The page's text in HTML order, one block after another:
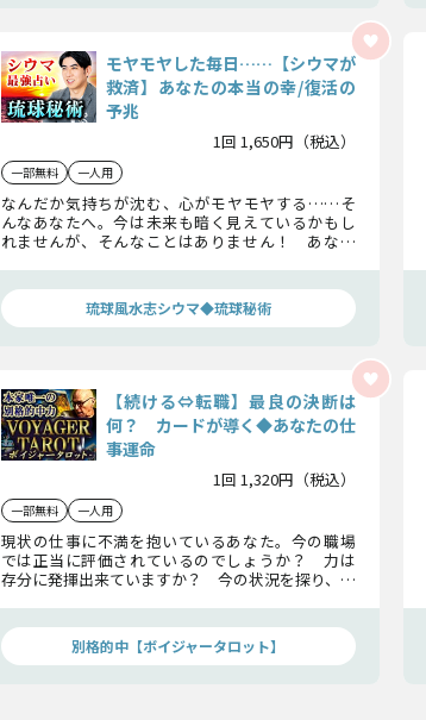
モヤモヤした毎日……【シウマが
救済】あなたの本当の幸/復活の
予兆
1回 1,650円（税込）
一部無料 一人用
なんだか気持ちが沈む、心がモヤモヤする……そ
んなあなたへ。今は未来も暗く見えているかもし
れませんが、そんなことはありません！ あなた
す！
琉球風水志シウマ◆琉球秘術
【続ける⇔転職】最良の決断は
何？ カードが導く◆あなたの仕
事運命
1回 1,320円（税込）
一部無料 一人用
現状の仕事に不満を抱いているあなた。今の職場
では正当に評価されているのでしょうか？ 力は
存分に発揮出来ていますか？ 今の状況を探り、転
別格的中【ボイジャータロット】